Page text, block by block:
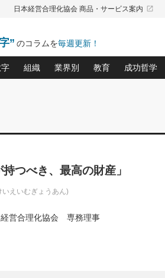
日本経営合理化協会 商品・サービス案内 launch
” のコラムを毎週更新！
2026.08.5
座(12)
てい
要因と
知っておきたい、やってお
「牟田太陽の社長業ネクスト」
『経営戦略の新常識』(12)
間スピーチ」ネタ帳(159)
え方」(57)
月のヒット商品」(109)
カネが残る決算書にするために、やってお
い決算書の会社はココが違う！(36)
益分岐点を下げる、Ｐ／Ｌ不況時代の新戦
・会計経営と実学(37)
組織
中小企業の新たな法律リスク(178)
賃金決定の定石(68)
顧客・社員・社会から支持される「
業界別
売れる住宅を創る 100の
柿内幸夫─社長のための現場
教育
あなただからお
クレーム対応の
デキル社員に育
東川鷹年の「中
業績アップにつ
成功哲学
中国哲
令和時代
先人の
経営に
つべき、最高の財産」
えいむぎょうあん)
経営合理化協会 専務理事